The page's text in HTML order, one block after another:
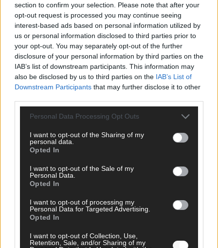
section to confirm your selection. Please note that after your
opt-out request is processed you may continue seeing
interest-based ads based on personal information utilized by
us or personal information disclosed to third parties prior to
your opt-out. You may separately opt-out of the further
disclosure of your personal information by third parties on the
IAB’s list of downstream participants. This information may
also be disclosed by us to third parties on the IAB’s List of
Downstream Participants that may further disclose it to other
Personal Data Processing Opt Outs
I want to opt-out of the Sharing of my
personal data.
Opted In
I want to opt-out of the Sale of my
Personal Data.
Opted In
I want to opt-out of processing my
Personal Data for Targeted Advertising.
Opted In
I want to opt-out of Collection, Use,
Retention, Sale, and/or Sharing of my
E-Mail
AD
FOLGE UNS BEI FACEBOOK